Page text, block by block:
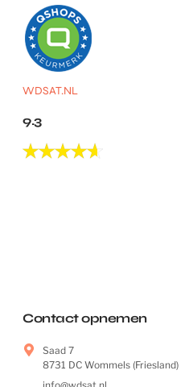
WDSAT.NL
9.3
Contact opnemen
Saad 7
8731 DC Wommels (Friesland)